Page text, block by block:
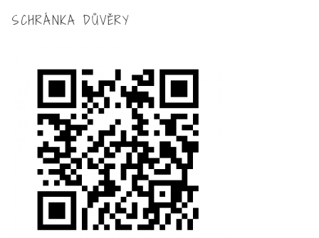
SCHRÁNKA DŮVĚRY